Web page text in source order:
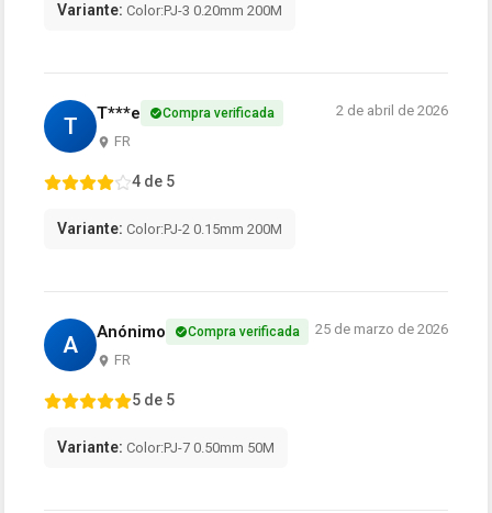
Variante: Color:PJ-3 0.20mm 200M
T T***e Compra verificada
FR
2 de abril de 2026
4 de 5
Variante: Color:PJ-2 0.15mm 200M
A Anónimo Compra verificada
FR
25 de marzo de 2026
5 de 5
Variante: Color:PJ-7 0.50mm 50M